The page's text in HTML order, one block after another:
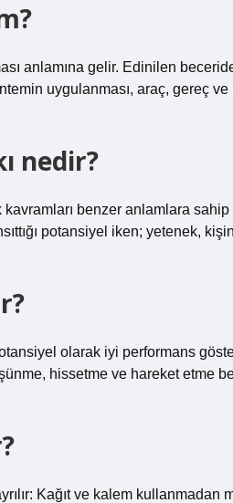
anlamına gelir. Edinilen
uygulanması, araç, gereç ve
nedir?
benzer anlamlara
potansiyel iken; yetenek,
olarak iyi performans
hissetme ve hareket etme
Kağıt ve kalem kullanmadan